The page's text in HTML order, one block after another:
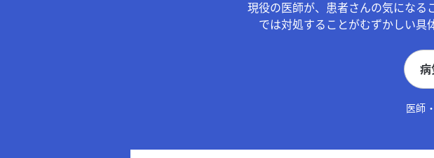
現役の医師が、患者さんの気になる
では対処することがむずかしい具
病
医師